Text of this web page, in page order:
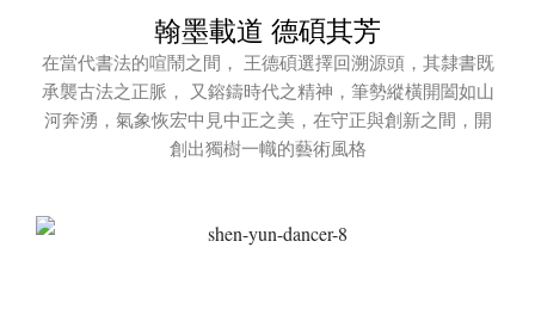
翰墨載道 德碩其芳
在當代書法的喧鬧之間， 王德碩選擇回溯源頭，其隸書既
承襲古法之正脈， 又鎔鑄時代之精神，筆勢縱橫開闔如山
河奔湧，氣象恢宏中見中正之美，在守正與創新之間，開
創出獨樹一幟的藝術風格